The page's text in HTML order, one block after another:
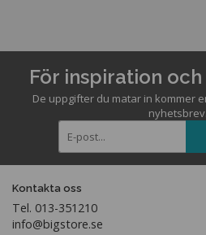
För inspiration
De uppgifter du matar in kommer
nyhetsbrev.
Kontakta oss
Tel. 013-351210
info@bigstore.se